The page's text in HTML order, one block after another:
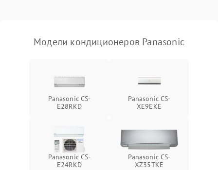
Модели кондиционеров Panasonic
Panasonic CS-
E28RKD
Panasonic CS-
XE9EKE
Panasonic CS-
E24RKD
Panasonic CS-
XZ35TKE